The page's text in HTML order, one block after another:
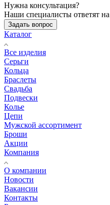
Нужна консультация?
Наши специалисты ответят
Задать вопрос
Каталог
Все изделия
Серьги
Кольца
Браслеты
Свадьба
Подвески
Колье
Цепи
Мужской ассортимент
Броши
Акции
Компания
О компании
Новости
Вакансии
Контакты